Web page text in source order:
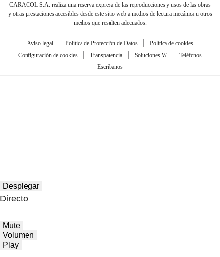
CARACOL S.A. realiza una reserva expresa de las reproducciones y usos de las obras
y otras prestaciones accesibles desde este sitio web a medios de lectura mecánica u otros
medios que resulten adecuados.
Aviso legal Política de Protección de Datos
Política de cookies
Configuración de cookies
Transparencia Soluciones W
Teléfonos
Escríbanos
Desplegar
Directo
Mute
Volumen
Play